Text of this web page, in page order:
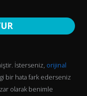
İsterseniz, orijinal
bir hata fark ederseniz
olarak benimle